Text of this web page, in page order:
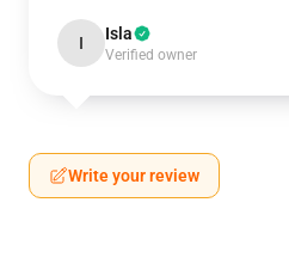
I Isla
Verified owner
Write your review